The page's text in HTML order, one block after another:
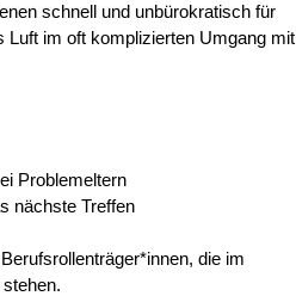
schnell und unbürokratisch für
Luft im oft komplizierten Umgang mit
Problemeltern
nächste Treffen
die im